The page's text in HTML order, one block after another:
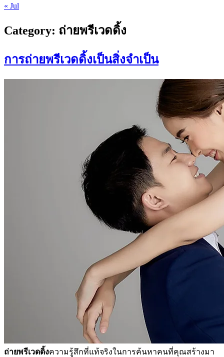
« Jul
Category: ถ่ายพรีเวดดิ้ง
การถ่ายพรีเวดดิ้งเป็นสิ่งจำเป็น
ถ่ายพรีเวดดิ้งความรู้สึกที่แท้จริงในการค้นหาคนที่คุณสร้างมา